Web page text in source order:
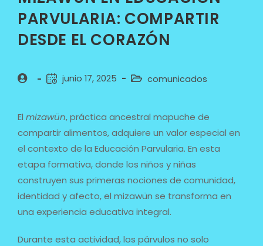
PARVULARIA: COMPARTIR
DESDE EL CORAZÓN
junio 17, 2025 comunicados
El mizawün, práctica ancestral mapuche de
compartir alimentos, adquiere un valor especial en
el contexto de la Educación Parvularia. En esta
etapa formativa, donde los niños y niñas
construyen sus primeras nociones de comunidad,
identidad y afecto, el mizawün se transforma en
una experiencia educativa integral.
Durante esta actividad, los párvulos no solo